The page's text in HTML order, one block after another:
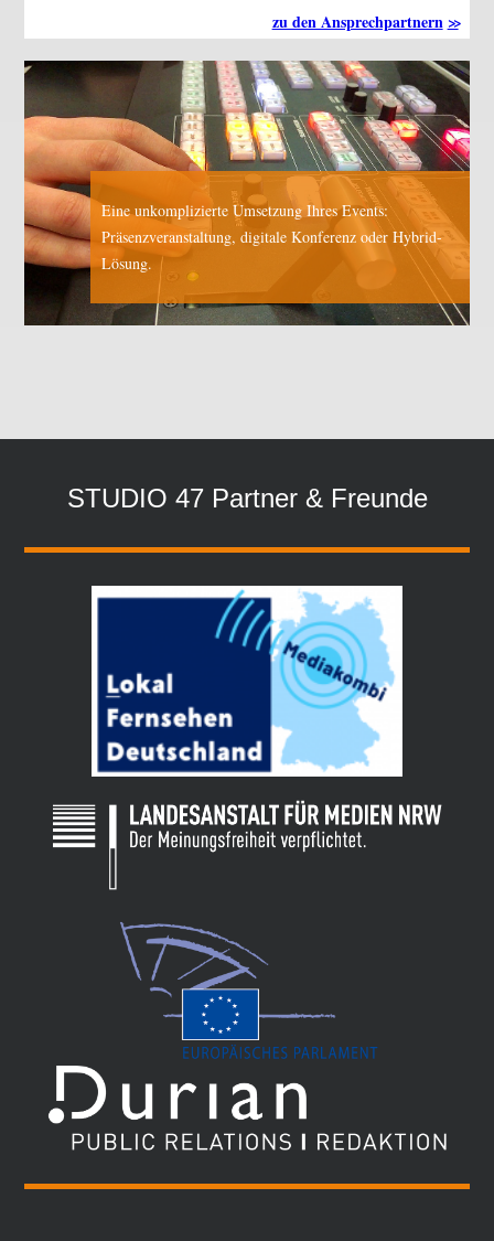
zu den Ansprechpartnern
Eine unkomplizierte Umsetzung Ihres Events:
Präsenzveranstaltung, digitale Konferenz oder Hybrid-
Lösung.
STUDIO 47 Partner & Freunde